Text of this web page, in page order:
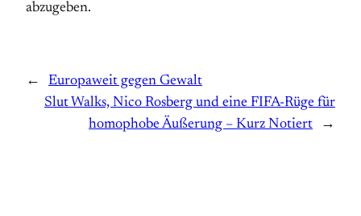
abzugeben.
←
Europaweit gegen Gewalt
Slut Walks, Nico Rosberg und eine FIFA-Rüge für
homophobe Äußerung – Kurz Notiert
→